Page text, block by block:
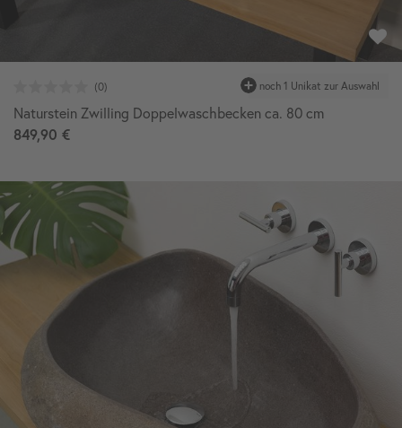
Naturstein Zwilling Doppelwaschbecken ca. 80 cm
849,90 €